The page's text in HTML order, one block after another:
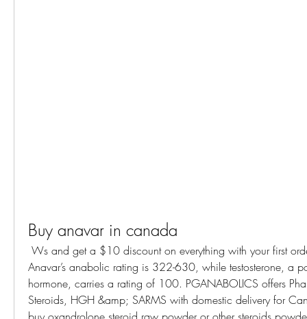
Buy anavar in canada
Anavar’s anabolic rating is 322-630, while testosterone, a
hormone, carries a rating of 100. PGANABOLICS offers
Steroids, HGH &amp; SARMS with domestic delivery for